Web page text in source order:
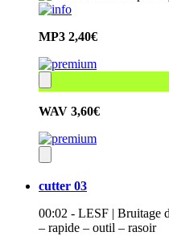
MP3 2,40€
WAV 3,60€
cutter 03
00:02 - LESF | Bruitage
– rapide – outil – rasoir